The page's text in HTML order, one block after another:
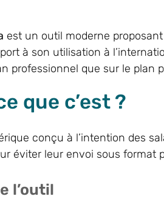
est un outil moderne
à son utilisation à
professionnel que sur le plan
que c’est ?
conçu à l’intention des
éviter leur envoi sous format
l’outil